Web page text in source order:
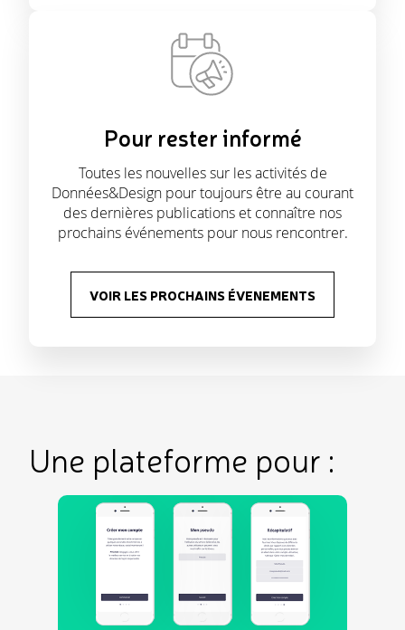
Pour rester informé
Toutes les nouvelles sur les activités de
Données&Design pour toujours être au courant
des dernières publications et connaître nos
prochains événements pour nous rencontrer.
VOIR LES PROCHAINS ÉVENEMENTS
Une plateforme pour :